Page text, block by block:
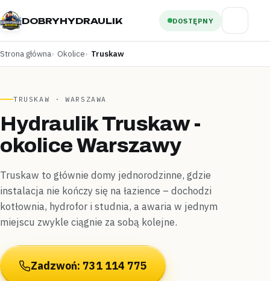
DOBRYHYDRAULIK DOSTĘPNY
Strona główna Okolice Truskaw
TRUSKAW · WARSZAWA
Hydraulik Truskaw -
okolice Warszawy
Truskaw to głównie domy jednorodzinne, gdzie
instalacja nie kończy się na łazience – dochodzi
kotłownia, hydrofor i studnia, a awaria w jednym
miejscu zwykle ciągnie za sobą kolejne.
Zadzwoń: 731 114 775